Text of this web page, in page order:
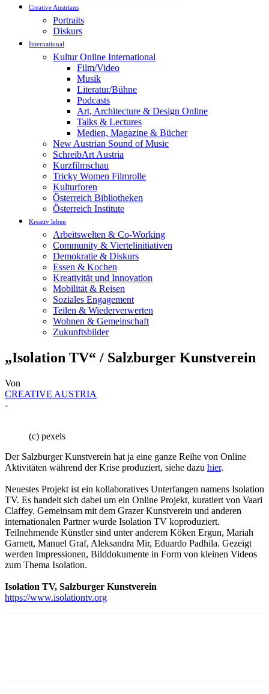
Creative Austrians
Portraits
Diskurs
International
Kultur Online International
Film/Video
Musik
Literatur/Bühne
Podcasts
Art, Architecture & Design Online
Talks & Lectures
Medien, Magazine & Bücher
New Austrian Sound of Music
SchreibArt Austria
Kurzfilmschau
Tricky Women Filmrolle
Kulturforen
Österreich Bibliotheken
Österreich Institute
Kreativ leben
Arbeitswelten & Co-Working
Community & Viertelinitiativen
Demokratie & Diskurs
Essen & Kochen
Kreativität und Innovation
Mobilität & Reisen
Soziales Engagement
Teilen & Wiederverwerten
Wohnen & Gemeinschaft
Zukunftsbilder
„Isolation TV“ / Salzburger Kunstverein
Von
CREATIVE AUSTRIA
-
(c) pexels
Der Salzburger Kunstverein hat ja eine ganze Reihe von Online
Aktivitäten während der Krise produziert, siehe dazu hier.
Neuestes Projekt ist ein kollaboratives Unterfangen namens Isolation
TV. Es handelt sich dabei um ein Online Projekt, kuratiert von Vaari
Claffey. Gemeinsam mit dem Grazer Kunstverein und anderen
internationalen Partner wurde Isolation TV koproduziert.
Teilnehmende Künstler sind unter anderem Köken Ergun, Mariah
Garnett, Manuel Graf, Aleksandra Mir, Eduardo Padhila. Gezeigt
werden Impressionen, Bilddokumente in Form von kleinen Videos
zum Thema Isolation.
Isolation TV, Salzburger Kunstverein
https://www.isolationtv.org